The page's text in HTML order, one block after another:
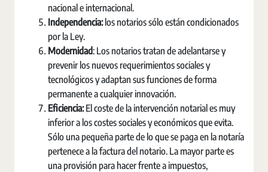
nacional e internacional.
Independencia: los notarios sólo están condicionados
por la Ley.
Modernidad: Los notarios tratan de adelantarse y
prevenir los nuevos requerimientos sociales y
tecnológicos y adaptan sus funciones de forma
permanente a cualquier innovación.
Eficiencia:El coste de la intervención notarial es muy
inferior a los costes sociales y económicos que evita.
Sólo una pequeña parte de lo que se paga en la notaría
pertenece a la factura del notario. La mayor parte es
una provisión para hacer frente a impuestos,